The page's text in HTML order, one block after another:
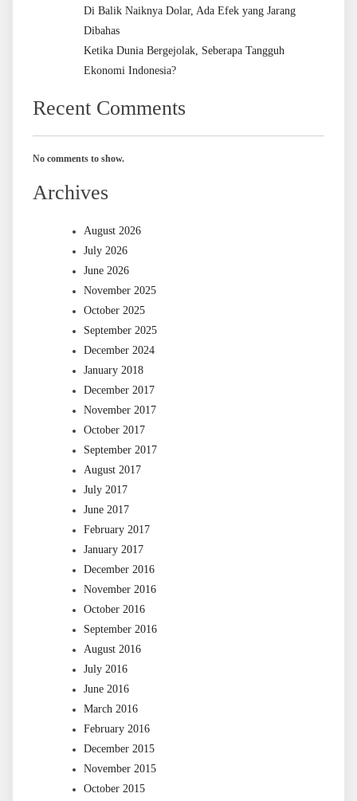
Di Balik Naiknya Dolar, Ada Efek yang Jarang
Dibahas
Ketika Dunia Bergejolak, Seberapa Tangguh
Ekonomi Indonesia?
Recent Comments
No comments to show.
Archives
August 2026
July 2026
June 2026
November 2025
October 2025
September 2025
December 2024
January 2018
December 2017
November 2017
October 2017
September 2017
August 2017
July 2017
June 2017
February 2017
January 2017
December 2016
November 2016
October 2016
September 2016
August 2016
July 2016
June 2016
March 2016
February 2016
December 2015
November 2015
October 2015